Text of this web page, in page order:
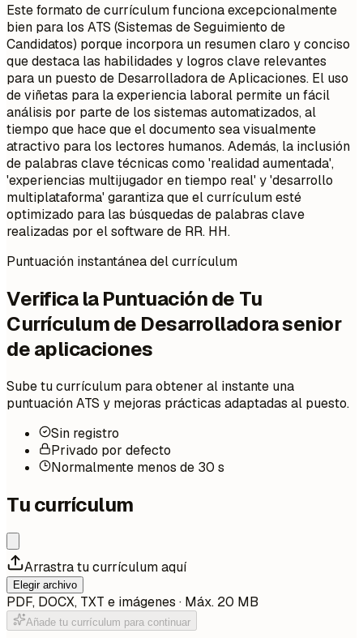
Este formato de currículum funciona excepcionalmente
bien para los ATS (Sistemas de Seguimiento de
Candidatos) porque incorpora un resumen claro y conciso
que destaca las habilidades y logros clave relevantes
para un puesto de Desarrolladora de Aplicaciones. El uso
de viñetas para la experiencia laboral permite un fácil
análisis por parte de los sistemas automatizados, al
tiempo que hace que el documento sea visualmente
atractivo para los lectores humanos. Además, la inclusión
de palabras clave técnicas como 'realidad aumentada',
'experiencias multijugador en tiempo real' y 'desarrollo
multiplataforma' garantiza que el currículum esté
optimizado para las búsquedas de palabras clave
realizadas por el software de RR. HH.
Puntuación instantánea del currículum
Verifica la Puntuación de Tu
Currículum de Desarrolladora senior
de aplicaciones
Sube tu currículum para obtener al instante una
puntuación ATS y mejoras prácticas adaptadas al puesto.
Sin registro
Privado por defecto
Normalmente menos de 30 s
Tu currículum
Arrastra tu currículum aquí
Elegir archivo
PDF, DOCX, TXT e imágenes · Máx. 20 MB
Añade tu currículum para continuar